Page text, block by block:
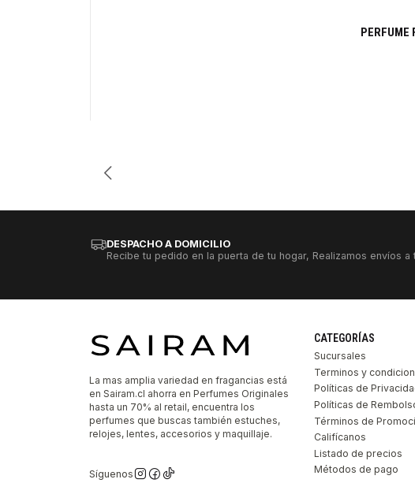
PERFUME
DESPACHO A DOMICILIO
Recibe tu pedido en la puerta de tu hogar, Realizamos envíos a
La mas amplia variedad en fragancias está
en Sairam.cl ahorra en Perfumes Originales
hasta un 70% al retail, encuentra los
perfumes que buscas también estuches,
relojes, lentes, accesorios y maquillaje.
Síguenos
CATEGORÍAS
Sucursales
Terminos y
Políticas de
Políticas de
Términos de
Califícanos
Listado de precios
Métodos de pago